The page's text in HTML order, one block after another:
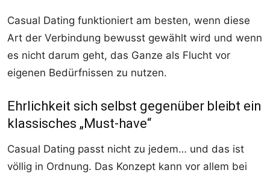
Casual Dating funktioniert am besten, wenn diese
Art der Verbindung bewusst gewählt wird und wenn
es nicht darum geht, das Ganze als Flucht vor
eigenen Bedürfnissen zu nutzen.
Ehrlichkeit sich selbst gegenüber bleibt ein
klassisches „Must-have“
Casual Dating passt nicht zu jedem… und das ist
völlig in Ordnung. Das Konzept kann vor allem bei